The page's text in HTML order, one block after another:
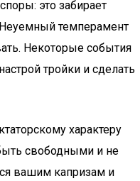
это забирает
темперамент
Некоторые события
тройки и сделать
характеру
свободными и не
вашим капризам и